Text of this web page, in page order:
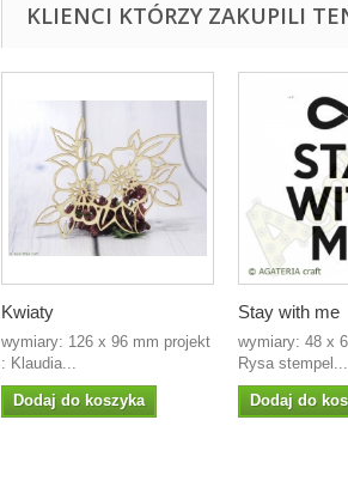
KLIENCI KTÓRZY ZAKUPILI
Kwiaty
wymiary: 126 x 96 mm projekt
: Klaudia...
Dodaj do koszyka
Stay with me
wymiary: 48 x
Rysa stempel...
Dodaj do